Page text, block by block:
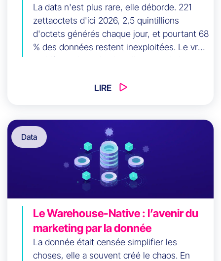
La data n'est plus rare, elle déborde. 221
zettaoctets d'ici 2026, 2,5 quintillions
d'octets générés chaque jour, et pourtant 68
% des données restent inexploitées. Le vrai
problème n'est plus la collecte, mais la
entreprises data-driven obtiennent 23 fois
moment.
LIRE
Data
Le Warehouse-Native : l’avenir du
marketing par la donnée
La donnée était censée simplifier les
choses, elle a souvent créé le chaos. En